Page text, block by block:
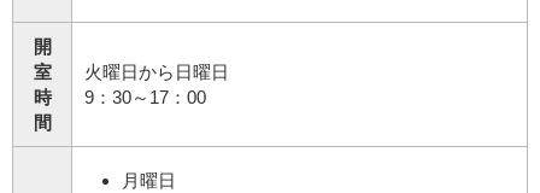
開
室
時
間
火曜日から日曜日
9：30～17：00
月曜日